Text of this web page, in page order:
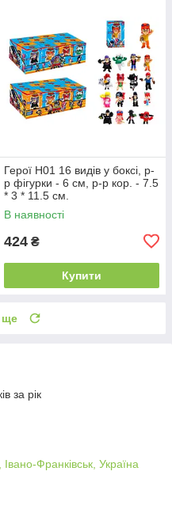
Герої H01 16 видів у боксі, р-
р фігурки - 6 см, р-р кор. - 7.5
* 3 * 11.5 см.
В наявності
424 ₴
Купити
ще
за рік
Франківськ, Україна